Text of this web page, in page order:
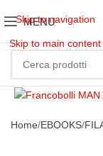
Skip to navigation
Skip to main content
MENU
Clicca per
Home EBOOKS